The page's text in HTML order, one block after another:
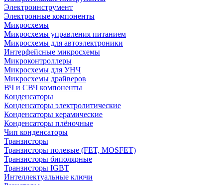
Электроинструмент
Электронные компоненты
Микросхемы
Микросхемы управления питанием
Микросхемы для автоэлектроники
Интерфейсные микросхемы
Микроконтроллеры
Микросхемы для УНЧ
Микросхемы драйверов
ВЧ и СВЧ компоненты
Конденсаторы
Конденсаторы электролитические
Конденсаторы керамические
Конденсаторы плёночные
Чип конденсаторы
Транзисторы
Транзисторы полевые (FET, MOSFET)
Транзисторы биполярные
Транзисторы IGBT
Интеллектуальные ключи